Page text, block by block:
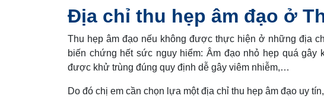
Địa chỉ thu hẹp âm đạo ở
Thu hẹp âm đạo nếu không được thực hiện ở những địa
biến chứng hết sức nguy hiểm: Âm đạo nhỏ hẹp quá
được khử trùng đúng quy định dễ gây viêm nhiễm,…
Do đó chị em cần chọn lựa một địa chỉ thu hẹp âm đạo uy